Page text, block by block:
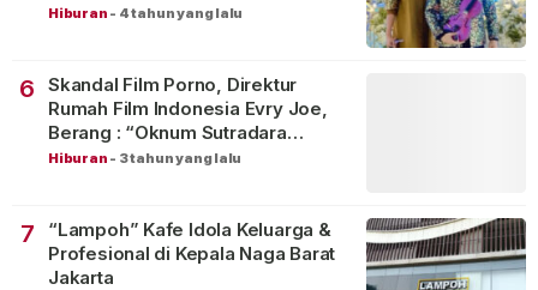
Hiburan - 4 tahun yang lalu
6
Skandal Film Porno, Direktur
Rumah Film Indonesia Evry Joe,
Berang : “Oknum Sutradara
Merusak Perfilman Indonesia”!
Hiburan - 3 tahun yang lalu
7
“Lampoh” Kafe Idola Keluarga &
Profesional di Kepala Naga Barat
Jakarta